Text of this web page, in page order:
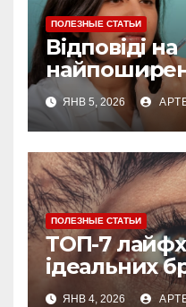
ПОЛЕЗНЫЕ СТАТЬИ
Відповіді на
про догляд
ЯНВ 5, 2026
ПОЛЕЗНЫЕ СТАТЬИ
ТОП-7
ідеальних
умовах
ЯНВ 4, 2026